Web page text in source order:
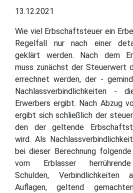
13.12.2021
Wie viel Erbschaftsteuer ein
Regelfall nur nach einer
geklärt werden. Nach dem
muss zunächst der Steuerwert
errechnet werden, der -
Nachlassverbindlichkeiten -
Erwerbers ergibt. Nach Abzug
ergibt sich schließlich der
den der geltende
wird. Als
bei dieser Berechnung
vom Erblasser
Schulden, Verbindlichkeiten
Auflagen, geltend